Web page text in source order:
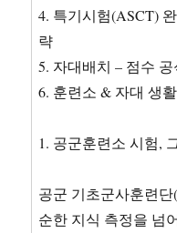
4. 특기시험(ASCT)
략
5. 자대배치 – 점수
6. 훈련소 & 자대 생
1. 공군훈련소 시험,
공군 기초군사훈련
순한 지식 측정을 넘